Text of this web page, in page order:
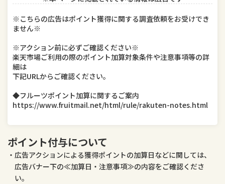
キッチン用品・食器・調理器具 本・雑誌・コミック
テレビゲーム ホビー
楽器・音響機器
美容・コスメ・香水 ダイエット・健康
※こちらの広告はポイント獲得に関する調査依頼をお受けでき
ません※
※アクション前に必ずご確認ください※
楽天市場ご利用の際のポイント加算対象条件や注意事項等の詳
細は
下記URLからご確認ください。
◆フルーツポイント加算に関するご案内
https://www.fruitmail.net/html/rule/rakuten-notes.html
ポイント付与について
広告アクションによる獲得ポイントの加算日などに関しては、
広告バナー下の≪加算日・注意事項≫の内容をご確認くださ
い。